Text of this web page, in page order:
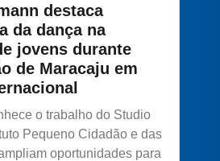
destaca
da dança na
jovens durante
de Maracaju em
o trabalho do Studio
Pequeno Cidadão e das
oportunidades para